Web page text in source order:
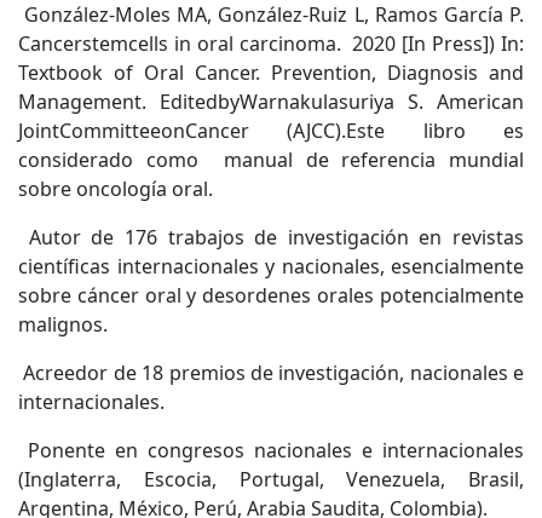
González-Moles MA, González-Ruiz L, Ramos García P.
Cancerstemcells in oral carcinoma. 2020 [In Press]) In:
Textbook of Oral Cancer. Prevention, Diagnosis and
Management. EditedbyWarnakulasuriya S. American
JointCommitteeonCancer (AJCC).Este libro es
considerado como manual de referencia mundial
sobre oncología oral.
Autor de 176 trabajos de investigación en revistas
científicas internacionales y nacionales, esencialmente
sobre cáncer oral y desordenes orales potencialmente
malignos.
Acreedor de 18 premios de investigación, nacionales e
internacionales.
Ponente en congresos nacionales e internacionales
(Inglaterra, Escocia, Portugal, Venezuela, Brasil,
Argentina, México, Perú, Arabia Saudita, Colombia).